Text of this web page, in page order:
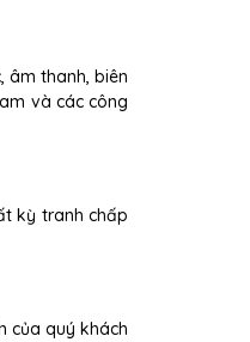
âm thanh, biên
và các công
kỳ tranh chấp
của quý khách